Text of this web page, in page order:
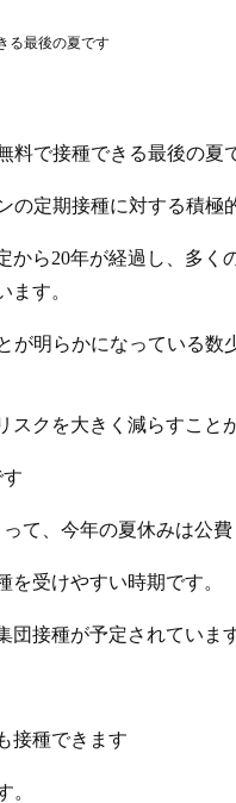
る最後の夏です
料で接種できる最後の夏
定期接種に対する積
から20年が経過し、多
ます。
明らかになっている数
クを大きく減らすこと
て、 今年の夏休みは公
受けやすい時期です。
団接種が予定されてい
接種できます
。